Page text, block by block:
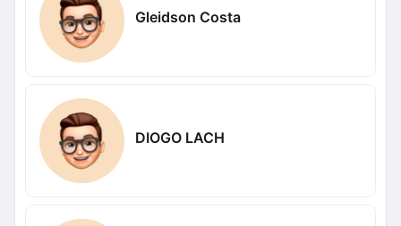
Gleidson Costa
DIOGO LACH